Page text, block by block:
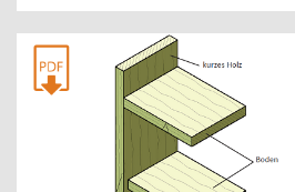
[Cocoon] About (Text with Image)